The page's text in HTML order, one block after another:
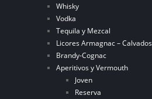
Whisky
Vodka
Tequila y Mezcal
Licores Armagnac – Calvados
Brandy-Cognac
Aperitivos y Vermouth
Joven
Reserva